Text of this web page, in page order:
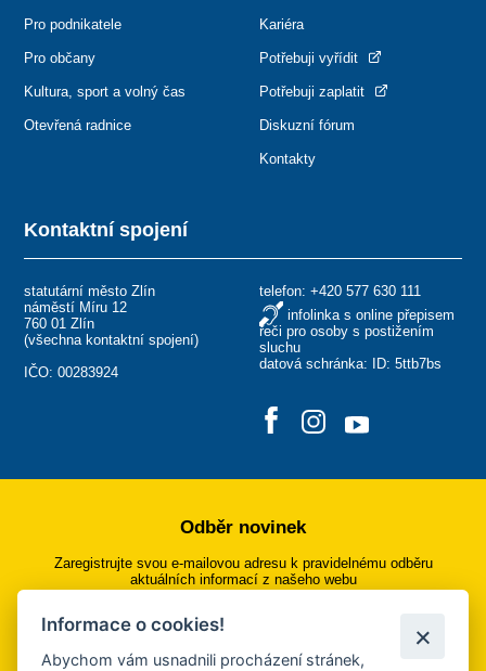
Kontaktní spojení
statutární město Zlín
náměstí Míru 12
760 01 Zlín
(všechna kontaktní spojení)
IČO: 00283924
telefon: +420 577 630 111
infolinka s online přepisem
řeči pro osoby s postižením
sluchu
datová schránka: ID: 5ttb7bs
Pro podnikatele
Pro občany
Kultura, sport a volný čas
Otevřená radnice
Kariéra
Potřebuji vyřídit
Potřebuji zaplatit
Diskuzní fórum
Kontakty
Odběr novinek
Zaregistrujte svou e-mailovou adresu k pravidelnému odběru
aktuálních informací z našeho webu
Přihlásit se k odběru
Informace o cookies!
Abychom vám usnadnili procházení stránek,